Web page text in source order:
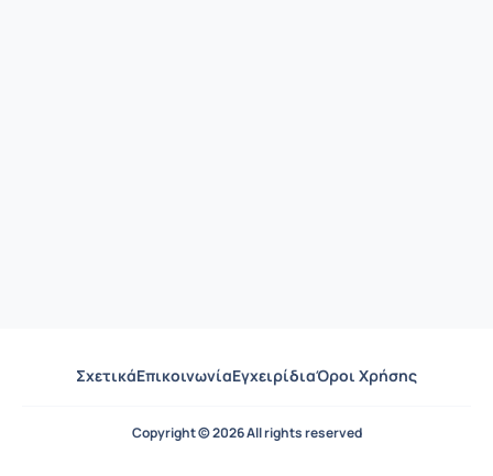
ΣχετικάΕπικοινωνίαΕγχειρίδιαΌροι Χρήσης
Copyright © 2026 All rights reserved